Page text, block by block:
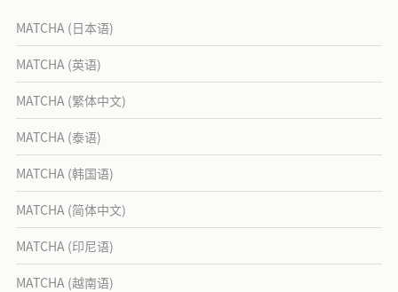
MATCHA (日本语)
MATCHA (英语)
MATCHA (繁体中文)
MATCHA (泰语)
MATCHA (韩国语)
MATCHA (简体中文)
MATCHA (印尼语)
MATCHA (越南语)